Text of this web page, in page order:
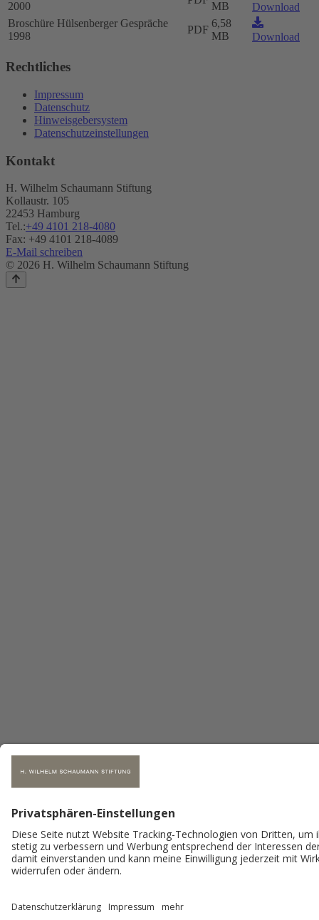
2000
MB
Download
Broschüre Hülsenberger Gespräche
1998
PDF
6,58
MB
Download
Rechtliches
Impressum
Datenschutz
Hinweisgebersystem
Datenschutzeinstellungen
Kontakt
H. Wilhelm Schaumann Stiftung
Kollaustr. 105
22453 Hamburg
Tel.:+49 4101 218-4080
Fax: +49 4101 218-4089
E-Mail schreiben
© 2026 H. Wilhelm Schaumann Stiftung